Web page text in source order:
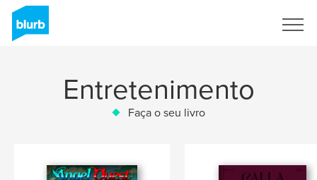
Entretenimento
Faça o seu livro